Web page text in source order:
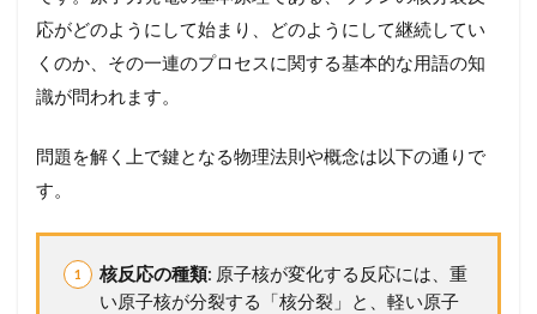
線
1.3
5
9
放
5
3
応がどのようにして始まり、どのようにして継続してい
くのか、その一連のプロセスに関する基本的な用語の知
識が問われます。
問題を解く上で鍵となる物理法則や概念は以下の通りで
す。
核反応の種類: 原子核が変化する反応には、重
い原子核が分裂する「核分裂」と、軽い原子